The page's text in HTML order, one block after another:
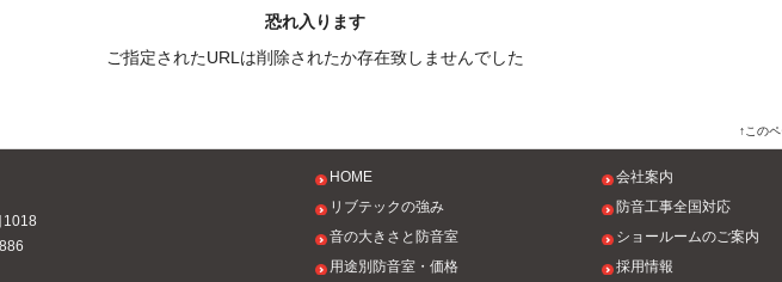
恐れ入ります
ご指定されたURLは削除されたか存在致しませんでした
この
HOME
リブテックの強み
音の大きさと防音室
用途別防音室・価格
会社案内
防音工事全国対応
ショールームのご案内
採用情報
1018